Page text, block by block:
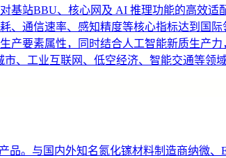
基站BBU、核心网及 AI 推理功能的高效
通信速率、感知精度等核心指标达到国
产要素属性，同时结合人工智能新质生产
、工业互联网、低空经济、智能交通等领域
。与国内外知名氮化镓材料制造商纳微